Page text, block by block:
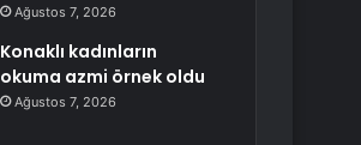
Ağustos 7, 2026
Konaklı kadınların
okuma azmi örnek oldu
Ağustos 7, 2026